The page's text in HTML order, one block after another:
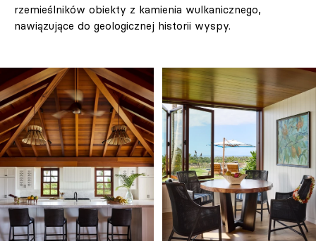
rzemieślników obiekty z kamienia wulkanicznego,
nawiązujące do geologicznej historii wyspy.